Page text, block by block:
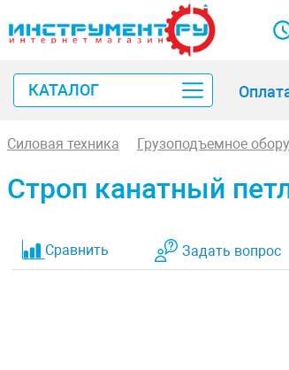
КАТАЛОГ
Силовая техника Грузоподъемное
Строп канатный
Сравнить Задать вопрос